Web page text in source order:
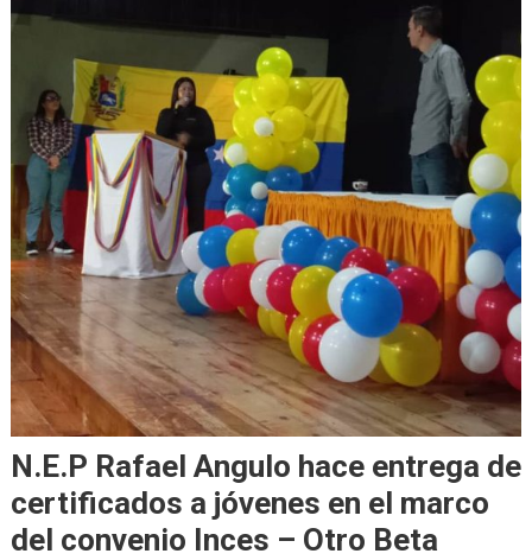
N.E.P Rafael Angulo hace entrega de
certificados a jóvenes en el marco
del convenio Inces – Otro Beta